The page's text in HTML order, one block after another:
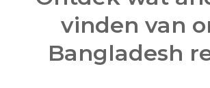
vinden van
Bangladesh